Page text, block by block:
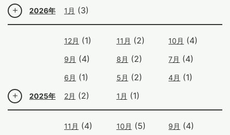
2026年 1月 (3)
2025年
12月 (1) 11月 (2) 10月 (4)
9月 (4) 8月 (2) 7月 (4)
6月 (1) 5月 (2) 4月 (1)
2月 (2) 1月 (1)
11月 (4) 10月 (5) 9月 (4)